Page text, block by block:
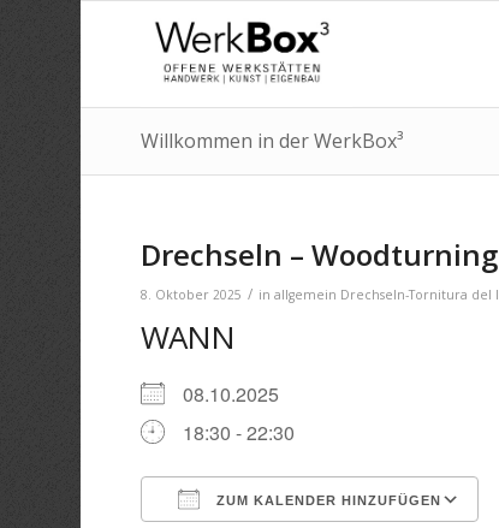
Willkommen in der WerkBox³
Drechseln –
8. Oktober 2025 / inallgemein Drechseln-Tornitura del
WANN
08.10.2025
18:30 - 22:30
ZUM KALENDER HINZUFÜGEN